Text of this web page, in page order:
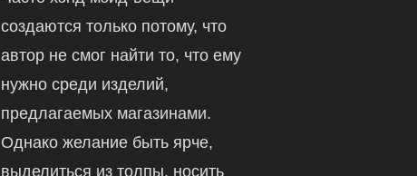
создаются только потому, что
автор не смог найти то, что ему
нужно среди изделий,
предлагаемых магазинами.
Однако желание быть ярче,
выделиться из толпы, носить